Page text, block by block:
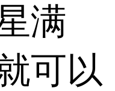
满
可以